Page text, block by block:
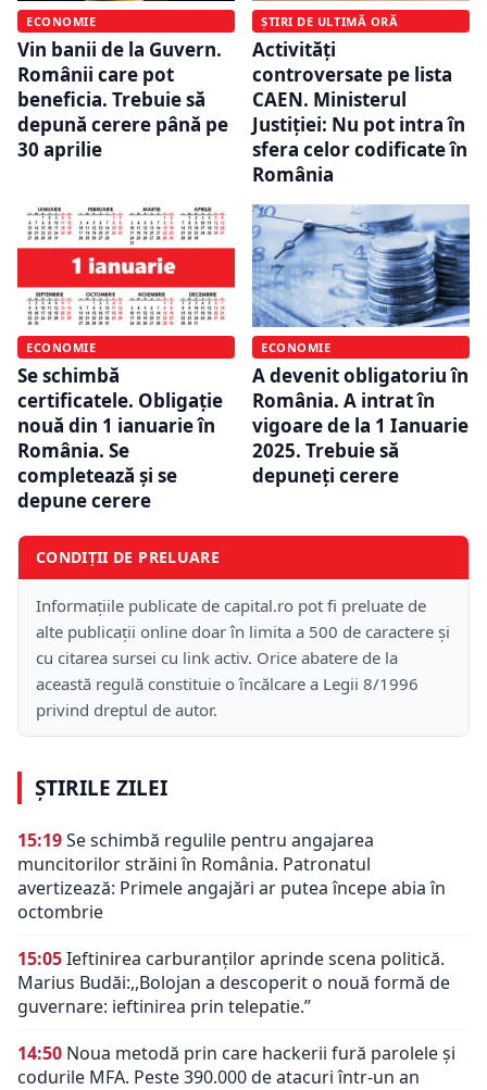
ECONOMIE
Vin banii de la Guvern.
Românii care pot
beneficia. Trebuie să
depună cerere până pe
30 aprilie
ȘTIRI DE ULTIMĂ ORĂ
Activități
controversate pe lista
CAEN. Ministerul
Justiției: Nu pot intra în
sfera celor codificate în
România
ECONOMIE
Se schimbă
certificatele. Obligație
nouă din 1 ianuarie în
România. Se
completează și se
depune cerere
ECONOMIE
A devenit obligatoriu în
România. A intrat în
vigoare de la 1 Ianuarie
2025. Trebuie să
depuneți cerere
CONDIȚII DE PRELUARE
Informațiile publicate de capital.ro pot fi preluate de
alte publicații online doar în limita a 500 de caractere și
cu citarea sursei cu link activ. Orice abatere de la
această regulă constituie o încălcare a Legii 8/1996
privind dreptul de autor.
ȘTIRILE ZILEI
15:19Se schimbă regulile pentru angajarea
muncitorilor străini în România. Patronatul
avertizează: Primele angajări ar putea începe abia în
octombrie
15:05Ieftinirea carburanților aprinde scena politică.
Marius Budăi:,,Bolojan a descoperit o nouă formă de
guvernare: ieftinirea prin telepatie.”
14:50 Noua metodă prin care hackerii fură parolele și
codurile MFA. Peste 390.000 de atacuri într-un an